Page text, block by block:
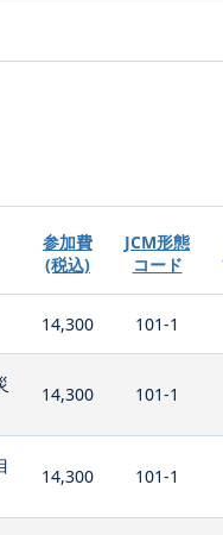
参加費
(税込)
JCM形態
コード
14,300 101-1
14,300 101-1
14,300 101-1